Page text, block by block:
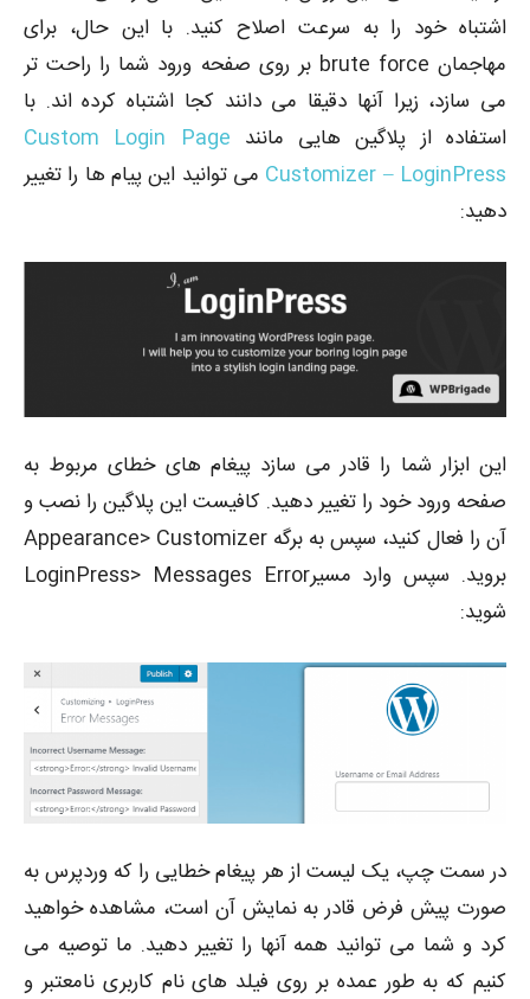
اشتباه خود را به سرعت اصلاح کنید. با این حال، برای
مهاجمان brute force بر روی صفحه ورود شما را راحت تر
می سازد، زیرا آنها دقیقا می دانند کجا اشتباه کرده اند. با
استفاده از پلاگین هایی مانند Custom Login Page
Customizer – LoginPress می توانید این پیام ها را تغییر
دهید:
این ابزار شما را قادر می سازد پیغام های خطای مربوط به
صفحه ورود خود را تغییر دهید. کافیست این پلاگین را نصب و
آن را فعال کنید، سپس به برگه Appearance> Customizer
بروید. سپس وارد مسیرLoginPress> Messages Error
شوید:
در سمت چپ، یک لیست از هر پیغام خطایی را که وردپرس به
صورت پیش فرض قادر به نمایش آن است، مشاهده خواهید
کرد و شما می توانید همه آنها را تغییر دهید. ما توصیه می
کنیم که به طور عمده بر روی فیلد های نام کاربری نامعتبر و